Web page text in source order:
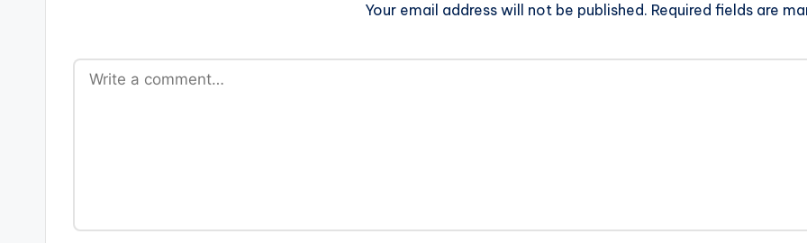
Your email address will not be published. Required fields are